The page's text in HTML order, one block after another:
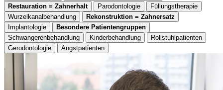
Restauration = Zahnerhalt
Parodontologie
Füllungstherapie
Wurzelkanalbehandlung
Rekonstruktion = Zahnersatz
Implantologie
Besondere Patientengruppen
Schwangerenbehandlung
Kinderbehandlung
Rollstuhlpatienten
Gerodontologie
Angstpatienten